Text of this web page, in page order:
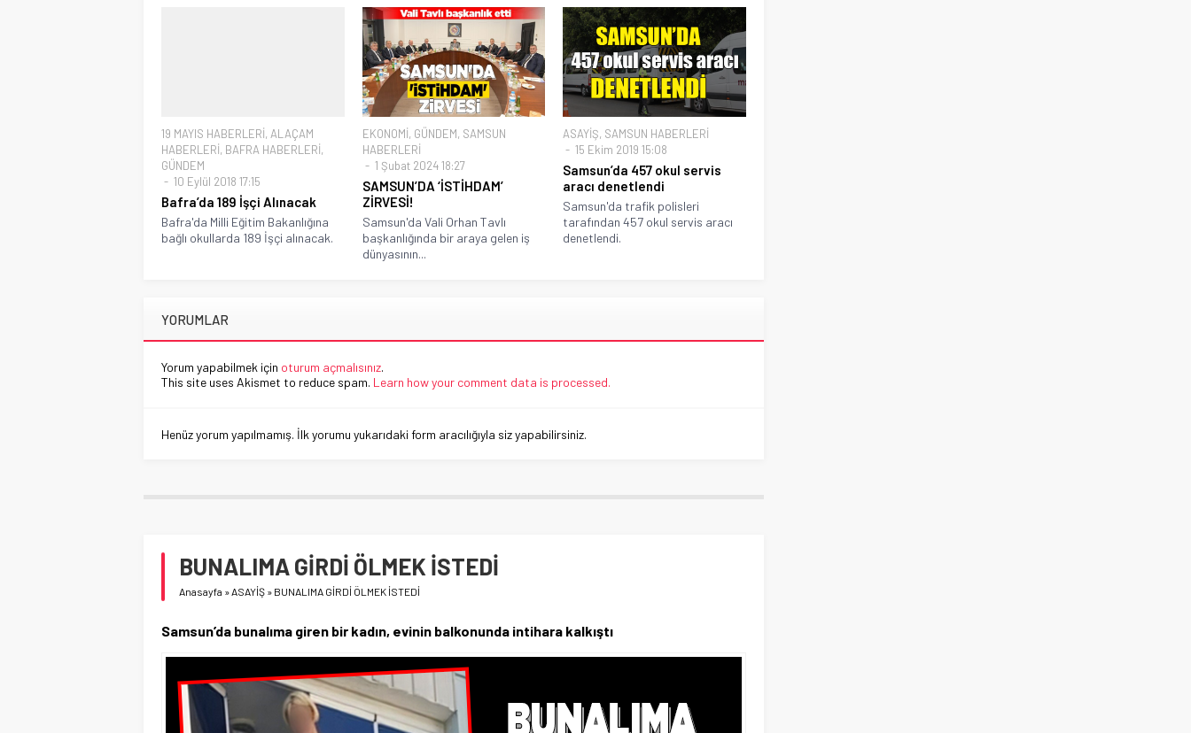
19 MAYIS HABERLERİ, ALAÇAM
HABERLERİ, BAFRA HABERLERİ,
GÜNDEM
10 Eylül 2018 17:15
Bafra’da 189 İşçi Alınacak
Bafra'da Milli Eğitim Bakanlığına
bağlı okullarda 189 İşçi alınacak.
EKONOMİ, GÜNDEM, SAMSUN
HABERLERİ
1 Şubat 2024 18:27
SAMSUN’DA ‘İSTİHDAM’
ZİRVESİ!
Samsun'da Vali Orhan Tavlı
başkanlığında bir araya gelen iş
dünyasının...
ASAYİŞ, SAMSUN HABERLERİ
15 Ekim 2019 15:08
Samsun’da 457 okul servis
aracı denetlendi
Samsun'da trafik polisleri
tarafından 457 okul servis aracı
denetlendi.
YORUMLAR
Yorum yapabilmek için oturum açmalısınız.
This site uses Akismet to reduce spam. Learn how your comment data is processed.
Henüz yorum yapılmamış. İlk yorumu yukarıdaki form aracılığıyla siz yapabilirsiniz.
BUNALIMA GİRDİ ÖLMEK İSTEDİ
Anasayfa »ASAYİŞ » BUNALIMA GİRDİ ÖLMEK İSTEDİ
Samsun’da bunalıma giren bir kadın, evinin balkonunda intihara kalkıştı